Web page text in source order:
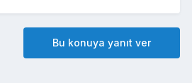
Bu konuya yanıt ver